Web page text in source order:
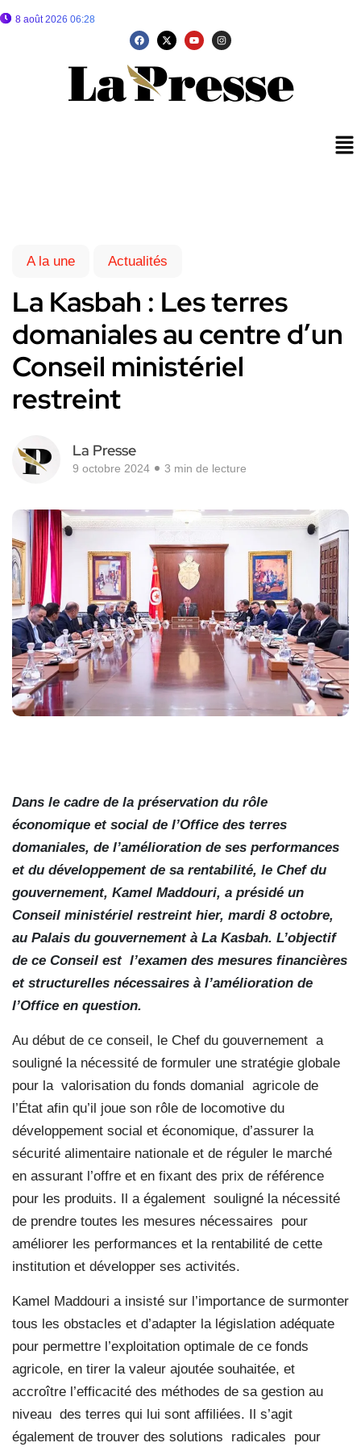
8 août 2026 06:28
A la une Actualités
La Kasbah : Les terres
domaniales au centre d’un
Conseil ministériel
restreint
La Presse
9 octobre 2024 3 min de lecture
Dans le cadre de la préservation du rôle
économique et social de l’Office des terres
domaniales, de l’amélioration de ses performances
et du développement de sa rentabilité, le Chef du
gouvernement, Kamel Maddouri, a présidé un
Conseil ministériel restreint hier, mardi 8 octobre,
au Palais du gouvernement à La Kasbah. L’objectif
de ce Conseil est l’examen des mesures financières
et structurelles nécessaires à l’amélioration de
l’Office en question.
Au début de ce conseil, le Chef du gouvernement a
souligné la nécessité de formuler une stratégie globale
pour la valorisation du fonds domanial agricole de
l’État afin qu’il joue son rôle de locomotive du
développement social et économique, d’assurer la
sécurité alimentaire nationale et de réguler le marché
en assurant l’offre et en fixant des prix de référence
pour les produits. Il a également souligné la nécessité
de prendre toutes les mesures nécessaires
pour
améliorer les performances et la rentabilité de cette
institution et développer ses activités.
Kamel Maddouri a insisté sur l’importance de surmonter
tous les obstacles et d’adapter la législation adéquate
pour permettre l’exploitation optimale de ce fonds
agricole, en tirer la valeur ajoutée souhaitée, et
accroître l’efficacité des méthodes de sa gestion au
niveau des terres qui lui sont affiliées. Il s’agit
également de trouver des solutions
radicales pour